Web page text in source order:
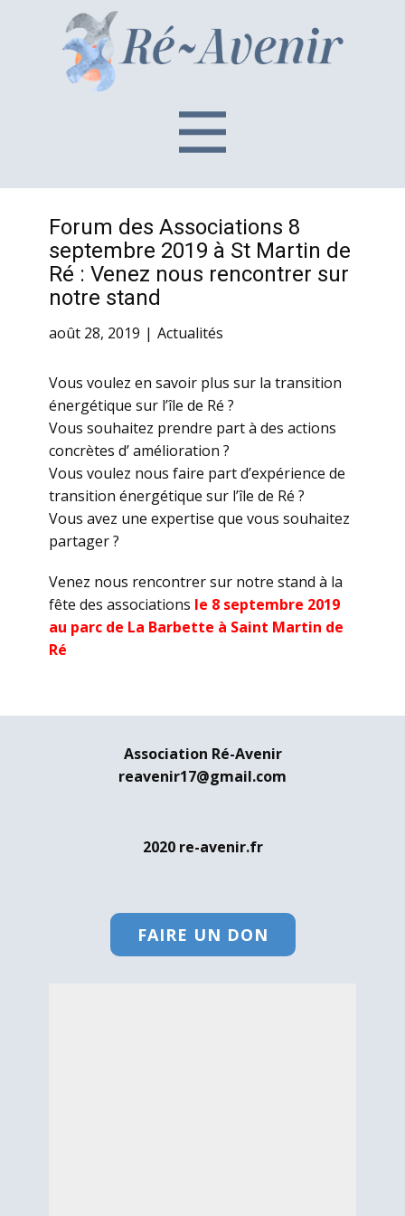
Forum des Associations 8
septembre 2019 à St Martin de
Ré : Venez nous rencontrer sur
notre stand
août 28, 2019 Actualités
Vous voulez en savoir plus sur la transition
énergétique sur l’île de Ré ?
Vous souhaitez prendre part à des actions
concrètes d’ amélioration ?
Vous voulez nous faire part d’expérience de
transition énergétique sur l’île de Ré ?
Vous avez une expertise que vous souhaitez
partager ?
Venez nous rencontrer sur notre stand à la
fête des associations le 8 septembre 2019
au parc de La Barbette à Saint Martin de
Ré
Association Ré-Avenir
reavenir17@gmail.com
2020 re-avenir.fr
FAIRE UN DON